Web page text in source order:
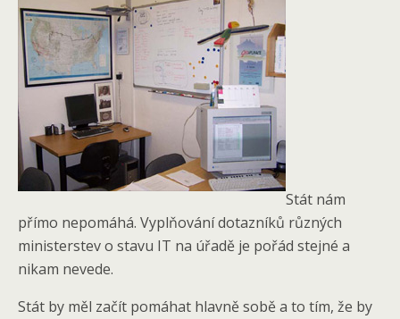
Stát nám
přímo nepomáhá. Vyplňování dotazníků různých
ministerstev o stavu IT na úřadě je pořád stejné a
nikam nevede.
Stát by měl začít pomáhat hlavně sobě a to tím, že by